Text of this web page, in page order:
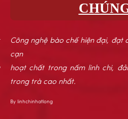
Công nghệ bào chế hiện đại, đạt
cạn
hoạt chất trong nấm linh chi,
trong trà cao nhất.
By linhchinhatlong